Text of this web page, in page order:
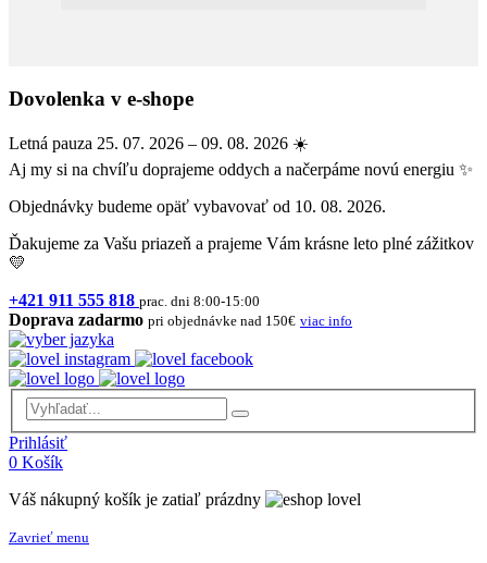
Dovolenka v e-shope
Letná pauza 25. 07. 2026 – 09. 08. 2026 ☀️
Aj my si na chvíľu doprajeme oddych a načerpáme novú energiu ✨
Objednávky budeme opäť vybavovať od 10. 08. 2026.
Ďakujeme za Vašu priazeň a prajeme Vám krásne leto plné zážitkov
💛
+421 911 555 818 prac. dni 8:00-15:00
Doprava zadarmo pri objednávke nad 150€ viac info
Prihlásiť
0 Košík
Váš nákupný košík je zatiaľ prázdny
Zavrieť menu